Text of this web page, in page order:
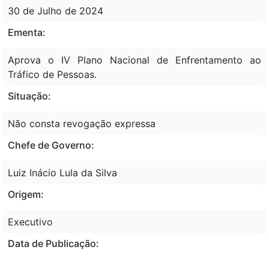
30 de Julho de 2024
Ementa:
Aprova o IV Plano Nacional de Enfrentamento ao
Tráfico de Pessoas.
Situação:
Não consta revogação expressa
Chefe de Governo:
Luiz Inácio Lula da Silva
Origem:
Executivo
Data de Publicação: